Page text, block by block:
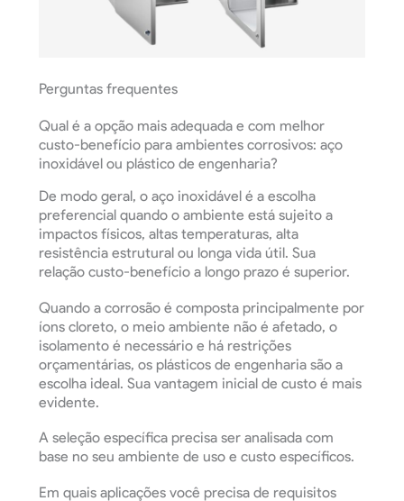
Perguntas frequentes
Qual é a opção mais adequada e com melhor
custo-benefício para ambientes corrosivos: aço
inoxidável ou plástico de engenharia?
De modo geral, o aço inoxidável é a escolha
preferencial quando o ambiente está sujeito a
impactos físicos, altas temperaturas, alta
resistência estrutural ou longa vida útil. Sua
relação custo-benefício a longo prazo é superior.
Quando a corrosão é composta principalmente por
íons cloreto, o meio ambiente não é afetado, o
isolamento é necessário e há restrições
orçamentárias, os plásticos de engenharia são a
escolha ideal. Sua vantagem inicial de custo é mais
evidente.
A seleção específica precisa ser analisada com
base no seu ambiente de uso e custo específicos.
Em quais aplicações você precisa de requisitos